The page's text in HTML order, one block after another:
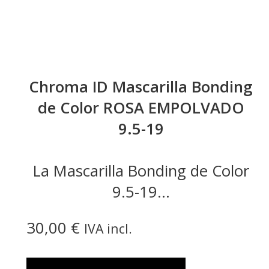
Chroma ID Mascarilla Bonding
de Color ROSA EMPOLVADO
9.5-19
La Mascarilla Bonding de Color
9.5-19...
30,00 € IVA incl.